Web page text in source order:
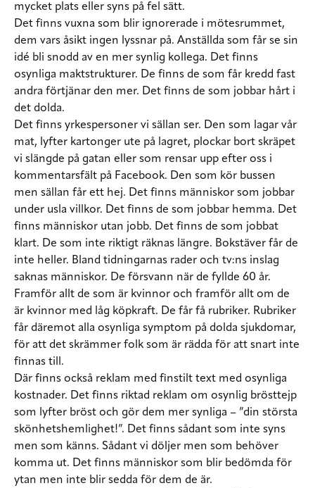
mycket plats eller syns på fel sätt.
Det finns vuxna som blir ignorerade i mötesrummet,
dem vars åsikt ingen lyssnar på. Anställda som får se sin
idé bli snodd av en mer synlig kollega. Det finns
osynliga maktstrukturer. De finns de som får kredd fast
andra förtjänar den mer. Det finns de som jobbar hårt i
det dolda.
Det finns yrkespersoner vi sällan ser. Den som lagar vår
mat, lyfter kartonger ute på lagret, plockar bort skräpet
vi slängde på gatan eller som rensar upp efter oss i
kommentarsfält på Facebook. Den som kör bussen
men sällan får ett hej. Det finns människor som jobbar
under usla villkor. Det finns de som jobbar hemma. Det
finns människor utan jobb. Det finns de som jobbat
klart. De som inte riktigt räknas längre. Bokstäver får de
inte heller. Bland tidningarnas rader och tv:ns inslag
saknas människor. De försvann när de fyllde 60 år.
Framför allt de som är kvinnor och framför allt om de
är kvinnor med låg köpkraft. De får få rubriker. Rubriker
får däremot alla osynliga symptom på dolda sjukdomar,
för att det skrämmer folk som är rädda för att snart inte
finnas till.
Där finns också reklam med finstilt text med osynliga
kostnader. Det finns riktad reklam om osynlig brösttejp
som lyfter bröst och gör dem mer synliga – ”din största
skönhetshemlighet!”. Det finns sådant som inte syns
men som känns. Sådant vi döljer men som behöver
komma ut. Det finns människor som blir bedömda för
ytan men inte blir sedda för dem de är.